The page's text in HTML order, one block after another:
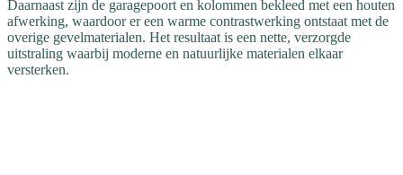
Daarnaast zijn de garagepoort en kolommen bekleed met een houten
afwerking, waardoor er een warme contrastwerking ontstaat met de
overige gevelmaterialen. Het resultaat is een nette, verzorgde
uitstraling waarbij moderne en natuurlijke materialen elkaar
versterken.